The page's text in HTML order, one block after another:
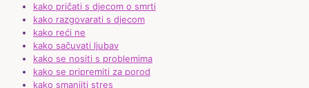
kako pričati s djecom o smrti
kako razgovarati s djecom
kako reći ne
kako sačuvati ljubav
kako se nositi s problemima
kako se pripremiti za porod
kako smanjiti stres